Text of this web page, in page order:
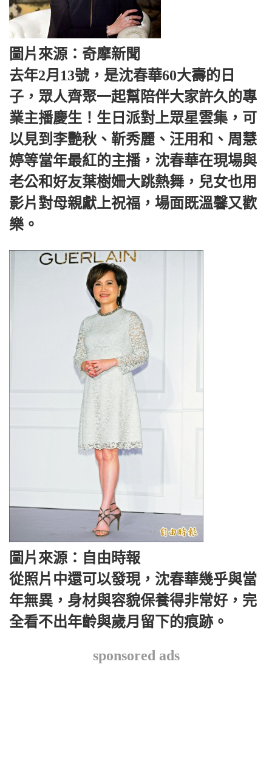
圖片來源：奇摩新聞
去年2月13號，是沈春華60大壽的日
子，眾人齊聚一起幫陪伴大家許久的專
業主播慶生！生日派對上眾星雲集，可
以見到李艷秋、靳秀麗、汪用和、周慧
婷等當年最紅的主播，沈春華在現場與
老公和好友葉樹姍大跳熱舞，兒女也用
影片對母親獻上祝福，場面既溫馨又歡
樂。
圖片來源：自由時報
從照片中還可以發現，沈春華幾乎與當
年無異，身材與容貌保養得非常好，完
全看不出年齡與歲月留下的痕跡。
sponsored ads